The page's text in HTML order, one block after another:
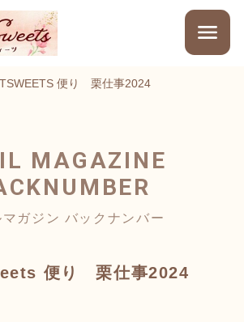
便り 栗仕事2024
MAGAZINE
マガジン バックナンバー
便り 栗仕事2024